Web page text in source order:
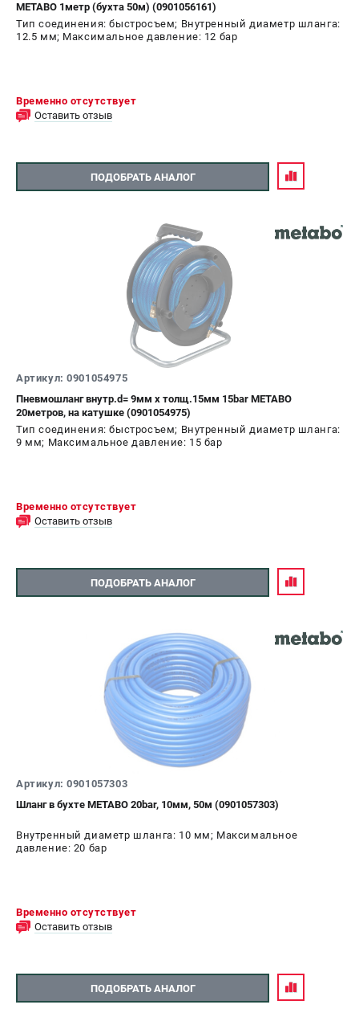
METABO 1метр (бухта 50м) (0901056161)
Тип соединения: быстросъем; Внутренный диаметр шланга:
12.5 мм; Максимальное давление: 12 бар
Временно отсутствует
Оставить отзыв
ПОДОБРАТЬ АНАЛОГ
Артикул: 0901054975
Пневмошланг внутр.d= 9мм х толщ.15мм 15bar METABO
20метров, на катушке (0901054975)
Тип соединения: быстросъем; Внутренный диаметр шланга:
9 мм; Максимальное давление: 15 бар
Временно отсутствует
Оставить отзыв
ПОДОБРАТЬ АНАЛОГ
Артикул: 0901057303
Шланг в бухте METABO 20bar, 10мм, 50м (0901057303)
Внутренный диаметр шланга: 10 мм; Максимальное
давление: 20 бар
Временно отсутствует
Оставить отзыв
ПОДОБРАТЬ АНАЛОГ